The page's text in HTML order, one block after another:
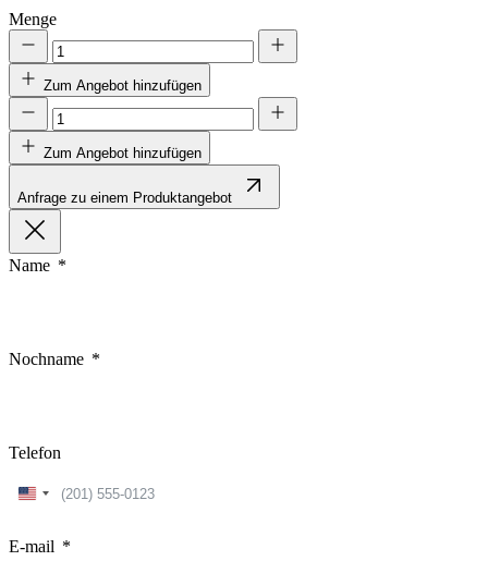
Menge
Zum Angebot hinzufügen
Zum Angebot hinzufügen
Anfrage zu einem Produktangebot
Name
Nochname
Telefon
United
E-mail